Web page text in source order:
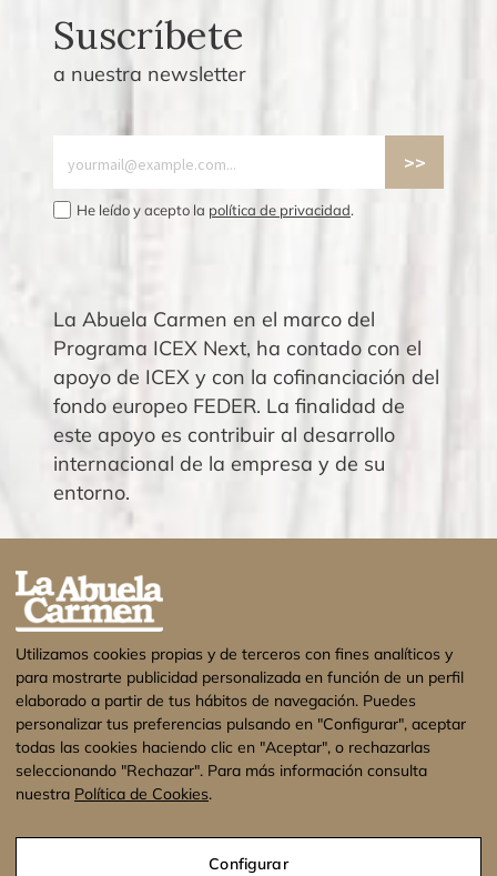
¡Estamos de vacaciones! No se enviarán
pedidos hasta el 17 de Agosto. Muchas
Suscríbete
a nuestra newsletter
He leído y acepto la política de privacidad.
La Abuela Carmen en el marco del
Programa ICEX Next, ha contado con el
apoyo de ICEX y con la cofinanciación del
fondo europeo FEDER. La finalidad de
este apoyo es contribuir al desarrollo
internacional de la empresa y de su
entorno.
Utilizamos cookies propias y de terceros con fines analíticos y
para mostrarte publicidad personalizada en función de un perfil
elaborado a partir de tus hábitos de navegación. Puedes
personalizar tus preferencias pulsando en "Configurar", aceptar
todas las cookies haciendo clic en "Aceptar", o rechazarlas
seleccionando "Rechazar". Para más información consulta
nuestra Política de Cookies.
Configurar